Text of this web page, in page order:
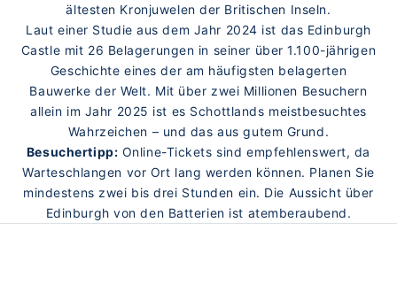
ältesten Kronjuwelen der Britischen Inseln.
Laut einer Studie aus dem Jahr 2024 ist das Edinburgh
Castle mit 26 Belagerungen in seiner über 1.100-jährigen
Geschichte eines der am häufigsten belagerten
Bauwerke der Welt. Mit über zwei Millionen Besuchern
allein im Jahr 2025 ist es Schottlands meistbesuchtes
Wahrzeichen – und das aus gutem Grund.
Besuchertipp: Online-Tickets sind empfehlenswert, da
Warteschlangen vor Ort lang werden können. Planen Sie
mindestens zwei bis drei Stunden ein. Die Aussicht über
Edinburgh von den Batterien ist atemberaubend.